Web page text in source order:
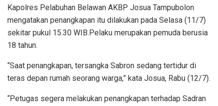
Kapolres Pelabuhan Belawan AKBP Josua Tampubolon
mengatakan penangkapan itu dilakukan pada Selasa (11/7)
sekitar pukul 15.30 WIB.Pelaku merupakan pemuda berusia
18 tahun.
“Saat penangkapan, tersangka Sabron sedang tertidur di
teras depan rumah seorang warga,” kata Josua, Rabu (12/7).
“Petugas segera melakukan penangkapan terhadap Sadran